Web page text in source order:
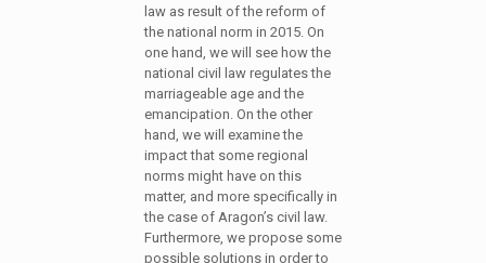
law as result of the reform of
the national norm in 2015. On
one hand, we will see how the
national civil law regulates the
marriageable age and the
emancipation. On the other
hand, we will examine the
impact that some regional
norms might have on this
matter, and more specifically in
the case of Aragon’s civil law.
Furthermore, we propose some
possible solutions in order to